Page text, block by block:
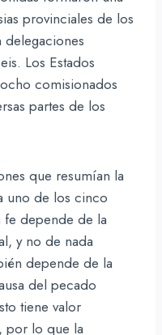
provinciales de los
delegaciones
Los Estados
comisionados
partes de los
que resumían la
uno de los cinco
fe depende de la
y no de nada
depende de la
del pecado
tiene valor
por lo que la